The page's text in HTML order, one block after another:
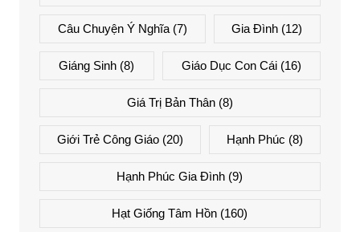
Câu Chuyện Ý Nghĩa(7) Gia Đình (12)
Giáng Sinh (8) Giáo Dục Con Cái(16)
Giá Trị Bản Thân(8)
Giới Trẻ Công Giáo(20) Hạnh Phúc (8)
Hạnh Phúc Gia Đình (9)
Hạt Giống Tâm Hồn (160)